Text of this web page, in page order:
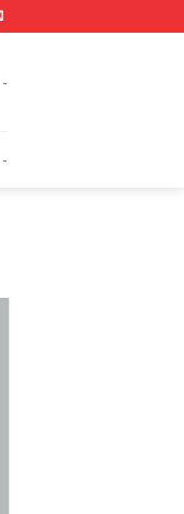
-
-